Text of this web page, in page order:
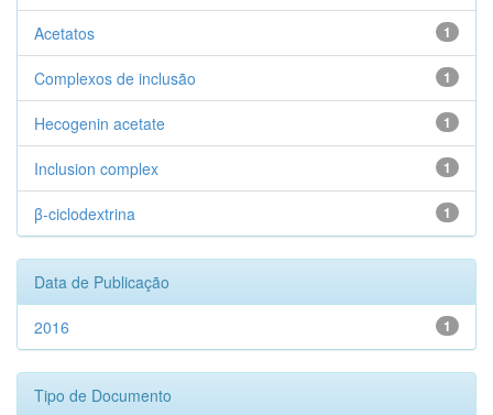
1
Acetatos
1
Complexos de inclusão
1
Hecogenin acetate
1
Inclusion complex
1
β-ciclodextrina
Data de Publicação
1
2016
Tipo de Documento